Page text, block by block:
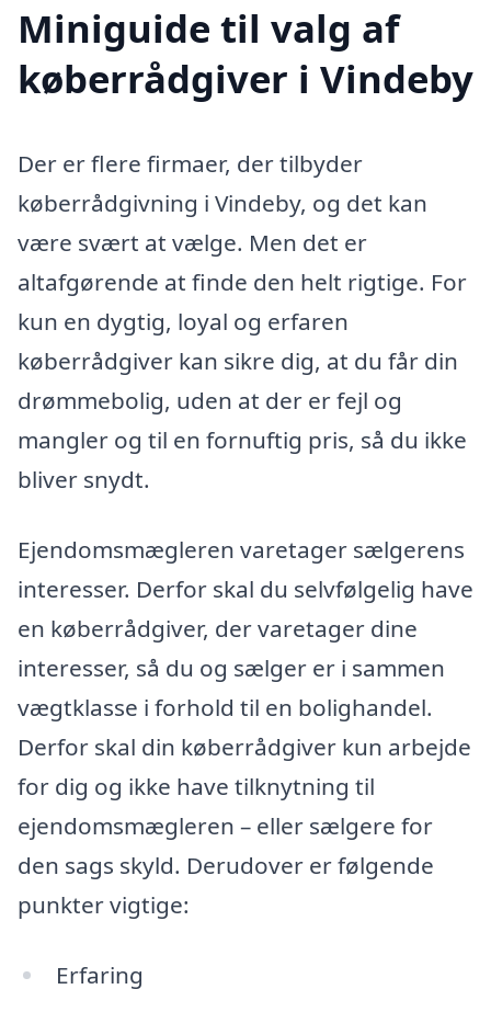
Miniguide til valg af
køberrådgiver i Vindeby
Der er flere firmaer, der tilbyder
køberrådgivning i Vindeby, og det kan
være svært at vælge. Men det er
altafgørende at finde den helt rigtige. For
kun en dygtig, loyal og erfaren
køberrådgiver kan sikre dig, at du får din
drømmebolig, uden at der er fejl og
mangler og til en fornuftig pris, så du ikke
bliver snydt.
Ejendomsmægleren varetager sælgerens
interesser. Derfor skal du selvfølgelig have
en køberrådgiver, der varetager dine
interesser, så du og sælger er i sammen
vægtklasse i forhold til en bolighandel.
Derfor skal din køberrådgiver kun arbejde
for dig og ikke have tilknytning til
ejendomsmægleren – eller sælgere for
den sags skyld. Derudover er følgende
punkter vigtige:
Erfaring